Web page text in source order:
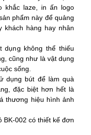
khắc laze, in ấn logo
phẩm này để quảng
khách hàng hay nhân
không thể thiếu
cũng như là vật dụng
sống.
dụng bút để làm quà
đặc biệt hơn hết là
thương hiệu hình ảnh
BK-002 có thiết kế đơn